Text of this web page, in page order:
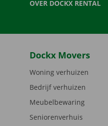
OVER DOCKX RENTAL
Dockx Movers
Woning verhuizen
Bedrijf verhuizen
Meubelbewaring
Seniorenverhuis